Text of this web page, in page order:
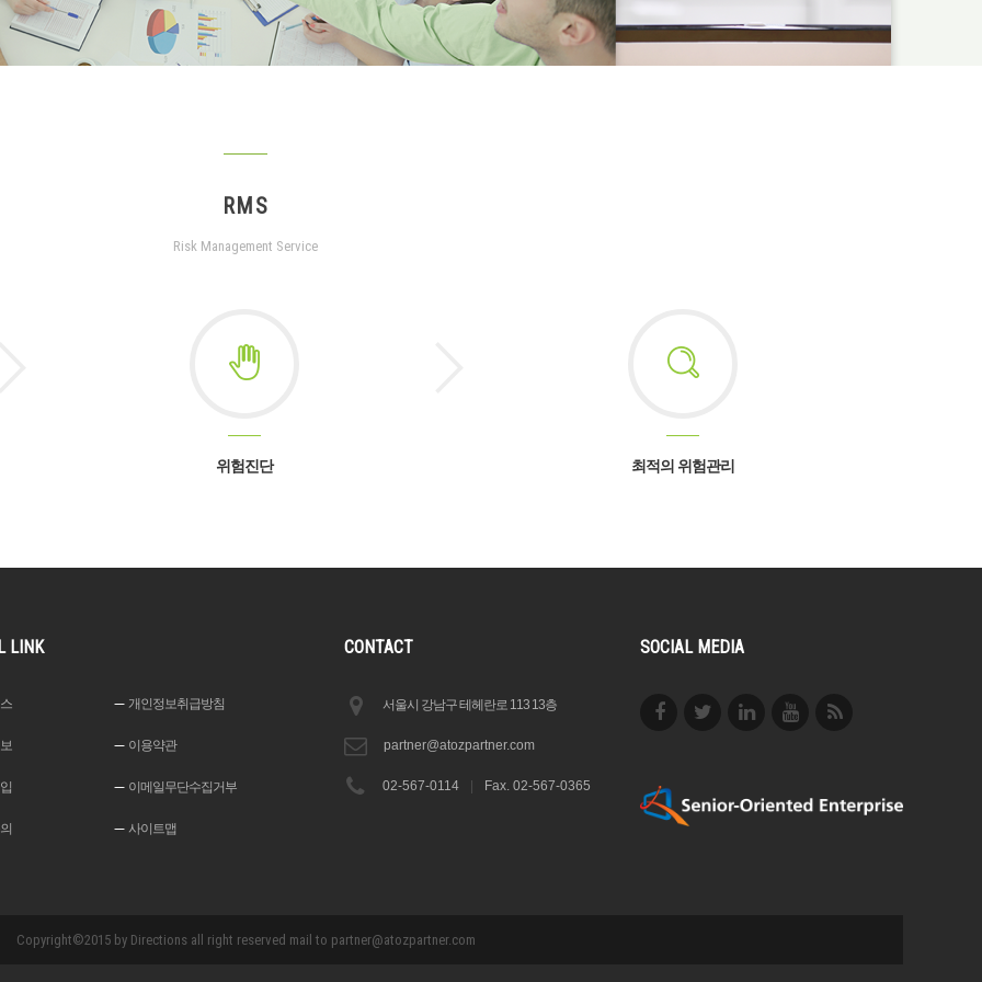
RMS
Risk Management Service
위험진단 최적의 위험관리
LINK
개인정보취급방침
이용약관
이메일무단수집거부
사이트맵
CONTACT
서울시 강남구 테헤란로 113 13층
partner@atozpartner.com
02-567-0114 Fax. 02-567-0365
SOCIAL MEDIA
Copyright©2015 by Directions all right reserved mail to partner@atozpartner.com